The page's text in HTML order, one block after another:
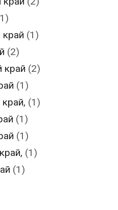
край (1)
(2)
край (2)
(1)
(1)
(1)
(1)
(1)
(1)